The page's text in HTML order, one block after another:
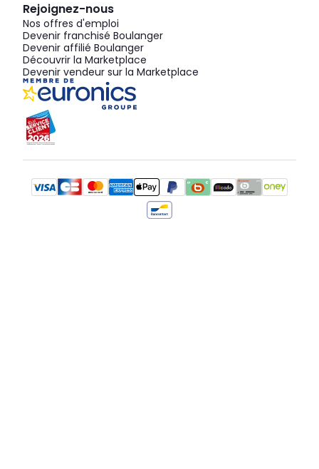
Rejoignez-nous
Nos offres d'emploi
Devenir franchisé Boulanger
Devenir affilié Boulanger
Découvrir la Marketplace
Devenir vendeur sur la Marketplace